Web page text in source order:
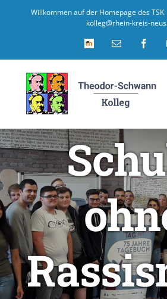
Willkommen auf der Homepage des TSK
kolleg@rhein-kreis-
Email